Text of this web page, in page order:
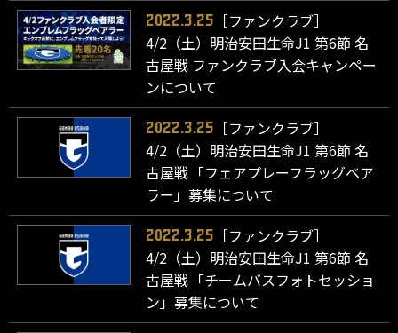
2022.3.25
［ファンクラブ］
4/2（土）明治安田生命J1 第6節 名
古屋戦 ファンクラブ入会キャンペー
ンについて
2022.3.25
［ファンクラブ］
4/2（土）明治安田生命J1 第6節 名
古屋戦 「フェアプレーフラッグベア
ラー」募集について
2022.3.25
［ファンクラブ］
4/2（土）明治安田生命J1 第6節 名
古屋戦 「チームバスフォトセッショ
ン」募集について